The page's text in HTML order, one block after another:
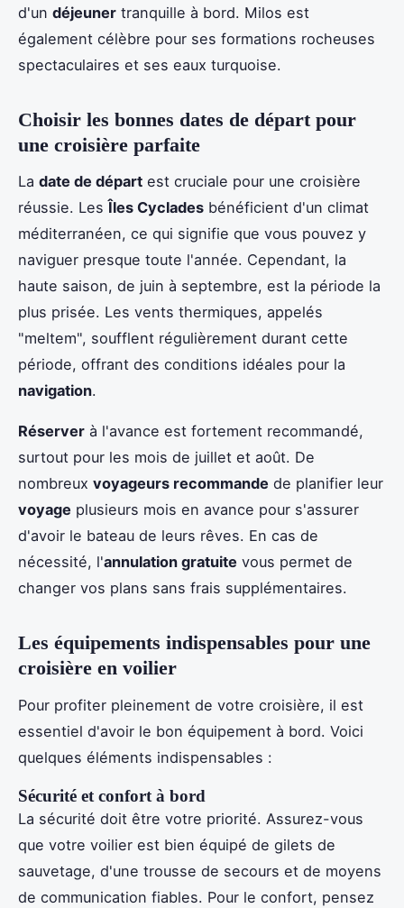
d'un déjeuner tranquille à bord. Milos est
également célèbre pour ses formations rocheuses
spectaculaires et ses eaux turquoise.
Choisir les bonnes dates de départ pour
une croisière parfaite
La date de départ est cruciale pour une croisière
réussie. Les Îles Cyclades bénéficient d'un climat
méditerranéen, ce qui signifie que vous pouvez y
naviguer presque toute l'année. Cependant, la
haute saison, de juin à septembre, est la période la
plus prisée. Les vents thermiques, appelés
"meltem", soufflent régulièrement durant cette
période, offrant des conditions idéales pour la
navigation.
Réserver à l'avance est fortement recommandé,
surtout pour les mois de juillet et août. De
nombreux voyageurs recommande de planifier leur
voyage plusieurs mois en avance pour s'assurer
d'avoir le bateau de leurs rêves. En cas de
nécessité, l'annulation gratuite vous permet de
changer vos plans sans frais supplémentaires.
Les équipements indispensables pour une
croisière en voilier
Pour profiter pleinement de votre croisière, il est
essentiel d'avoir le bon équipement à bord. Voici
quelques éléments indispensables :
Sécurité et confort à bord
La sécurité doit être votre priorité. Assurez-vous
que votre voilier est bien équipé de gilets de
sauvetage, d'une trousse de secours et de moyens
de communication fiables. Pour le confort, pensez